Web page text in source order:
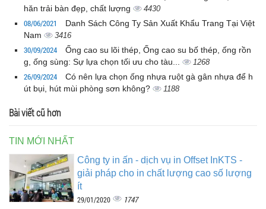
hăn trải bàn đẹp, chất lượng
4430
08/06/2021
Danh Sách Công Ty Sản Xuất Khẩu Trang Tại Việt
Nam
3416
30/09/2024
Ống cao su lõi thép, Ống cao su bố thép, ống rồn
g, ống sùng: Sự lựa chọn tối ưu cho tàu...
1268
26/09/2024
Có nên lựa chọn ống nhựa ruột gà gân nhựa để h
út bụi, hút mùi phòng sơn không?
1188
Bài viết cũ hơn
TIN MỚI NHẤT
Công ty in ấn - dịch vụ in Offset InKTS -
giải pháp cho in chất lượng cao số lượng
ít
29/01/2020 1747